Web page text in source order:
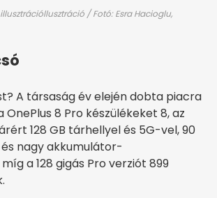
/ Fotó: Esra Hacioglu,
A társaság év elején dobta piacra
OnePlus 8 Pro készülékeket 8, az
128 GB tárhellyel és 5G-vel, 90
nagy akkumulátor-
a 128 gigás Pro verziót 899